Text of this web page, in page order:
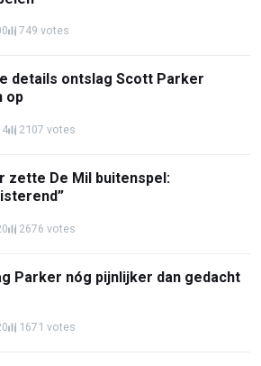
749 votes
details ontslag Scott Parker
op
2107 votes
zette De Mil buitenspel:
2676 votes
Parker nóg pijnlijker dan gedacht
1671 votes